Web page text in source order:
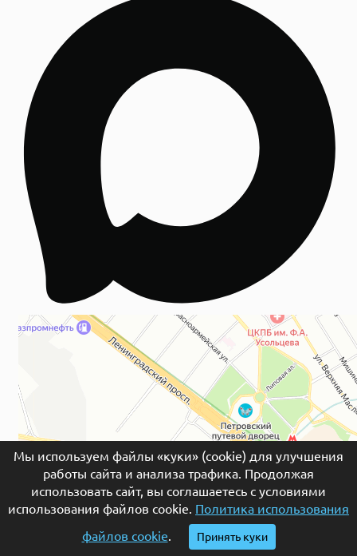
© 2026 Гранитная мастерская «Евростела» –
изготовление и установка памятников и надгробий
из гранита и мрамора на могилу в Москве.
Мы используем файлы «куки» (cookie) для улучшения
работы сайта и анализа трафика. Продолжая
использовать сайт, вы соглашаетесь с условиями
использования файлов cookie. Политика использования
файлов cookie. Принять куки